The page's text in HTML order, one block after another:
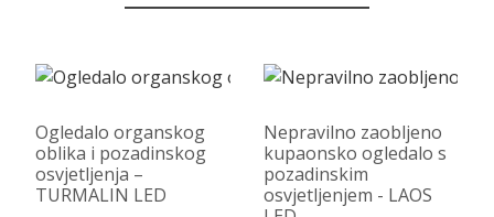
Ogledalo organskog
oblika i pozadinskog
osvjetljenja –
TURMALIN LED
Nepravilno zaobljeno
kupaonsko ogledalo s
pozadinskim
osvjetljenjem - LAOS